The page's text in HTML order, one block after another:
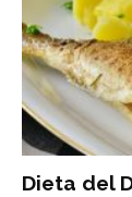
Dieta del